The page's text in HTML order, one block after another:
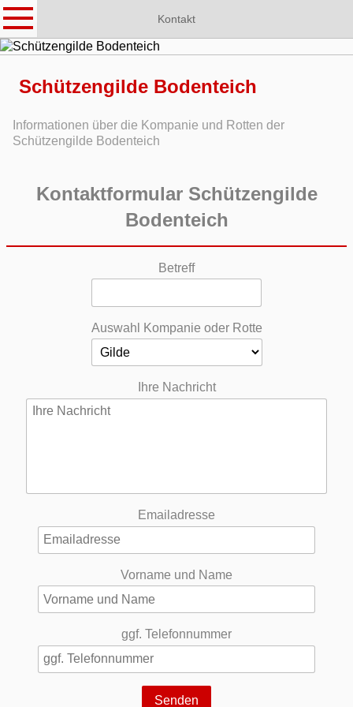
Kontakt
Schützengilde Bodenteich
Informationen über die Kompanie und Rotten der
Schützengilde Bodenteich
Kontaktformular Schützengilde
Bodenteich
Betreff
Auswahl Kompanie oder Rotte
Ihre Nachricht
Emailadresse
Vorname und Name
ggf. Telefonnummer
Senden